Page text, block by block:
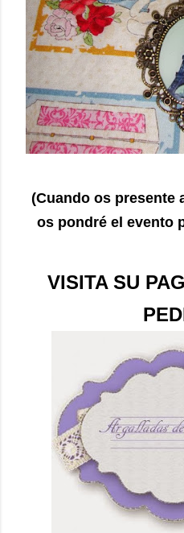
(Cuando os presente
os pondré el evento
VISITA SU